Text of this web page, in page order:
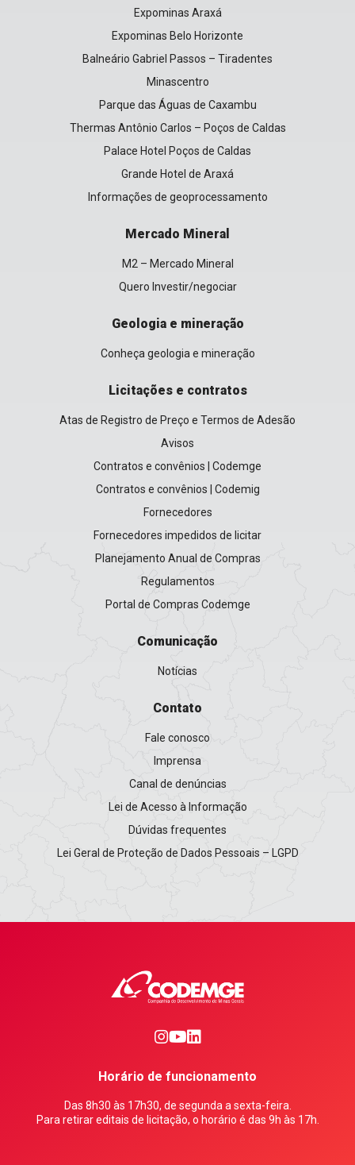
Expominas Araxá
Expominas Belo Horizonte
Balneário Gabriel Passos – Tiradentes
Minascentro
Parque das Águas de Caxambu
Thermas Antônio Carlos – Poços de Caldas
Palace Hotel Poços de Caldas
Grande Hotel de Araxá
Informações de geoprocessamento
Mercado Mineral
M2 – Mercado Mineral
Quero Investir/negociar
Geologia e mineração
Conheça geologia e mineração
Licitações e contratos
Atas de Registro de Preço e Termos de Adesão
Avisos
Contratos e convênios | Codemge
Contratos e convênios | Codemig
Fornecedores
Fornecedores impedidos de licitar
Planejamento Anual de Compras
Regulamentos
Portal de Compras Codemge
Comunicação
Notícias
Contato
Fale conosco
Imprensa
Canal de denúncias
Lei de Acesso à Informação
Dúvidas frequentes
Lei Geral de Proteção de Dados Pessoais – LGPD
0 1 2
Horário de funcionamento
Das 8h30 às 17h30, de segunda a sexta-feira.
Para retirar editais de licitação, o horário é das 9h às 17h.